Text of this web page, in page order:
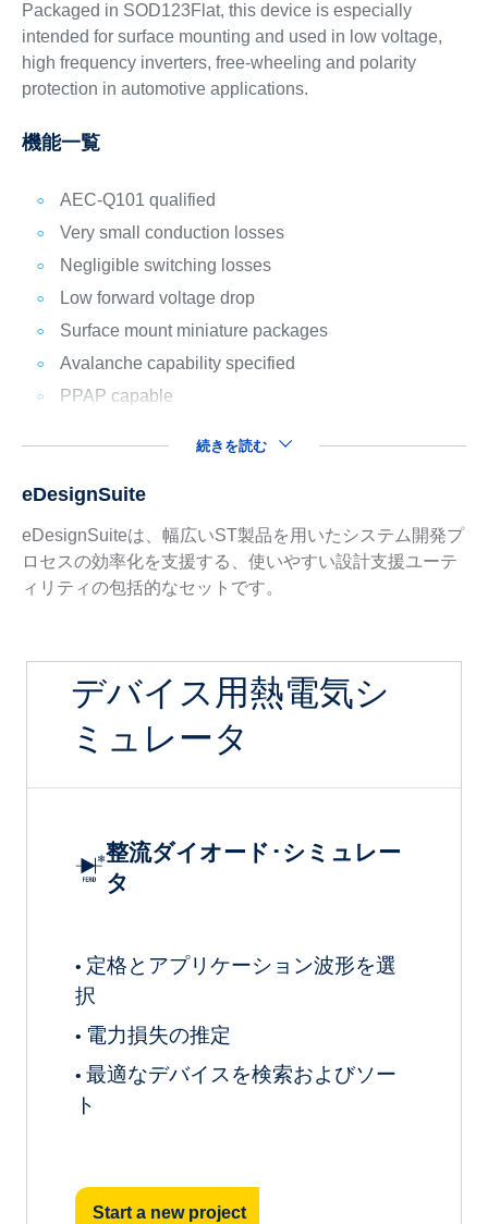
Packaged in SOD123Flat, this device is especially
intended for surface mounting and used in low voltage,
high frequency inverters, free-wheeling and polarity
protection in automotive applications.
機能一覧
AEC-Q101 qualified
Very small conduction losses
Negligible switching losses
Low forward voltage drop
Surface mount miniature packages
Avalanche capability specified
PPAP capable
続きを読む
eDesignSuite
eDesignSuiteは、幅広いST製品を用いたシステム開発プ
ロセスの効率化を支援する、使いやすい設計支援ユーテ
ィリティの包括的なセットです。
デバイス用熱電気シ
ミュレータ
整流ダイオード･シミュレー
タ
• 定格とアプリケーション波形を選
択
• 電力損失の推定
• 最適なデバイスを検索およびソー
ト
Start a new project